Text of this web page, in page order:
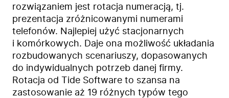
rozwiązaniem jest rotacja numeracją, tj.
prezentacja zróżnicowanymi numerami
telefonów. Najlepiej użyć stacjonarnych
i komórkowych. Daje ona możliwość układania
rozbudowanych scenariuszy, dopasowanych
do indywidualnych potrzeb danej firmy.
Rotacja od Tide Software to szansa na
zastosowanie aż 19 różnych typów tego